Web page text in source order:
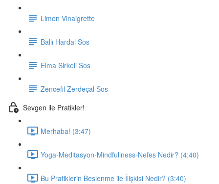
Limon Vinaigrette
Ballı Hardal Sos
Elma Sirkeli Sos
Zencefil Zerdeçal Sos
Sevgen ile Pratikler!
Merhaba! (3:47)
Yoga-Meditasyon-Mindfullness-Nefes Nedir? (4:40)
Bu Pratiklerin Beslenme ile İlişkisi Nedir? (3:40)